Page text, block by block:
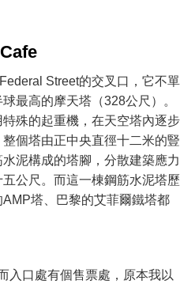
Street的交叉口，它不單
最高的摩天塔（328公尺）。
殊的起重機，在天空塔內逐步
個塔由正中央直徑十二米的豎
泥構成的塔腳，分散建築應力
公尺。而這一棟鋼筋水泥塔歷
塔、巴黎的艾菲爾鐵塔都
入口處有個售票處，原本我以